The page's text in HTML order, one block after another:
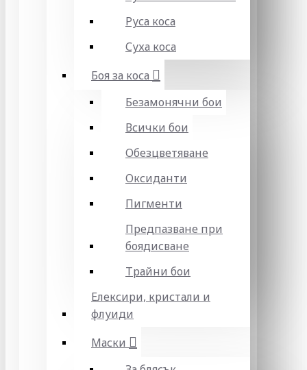
Руса коса
Суха коса
Боя за коса
Безамонячни бои
Всички бои
Обезцветяване
Оксиданти
Пигменти
Предпазване при
боядисване
Трайни бои
Елексири, кристали и
флуиди
Маски